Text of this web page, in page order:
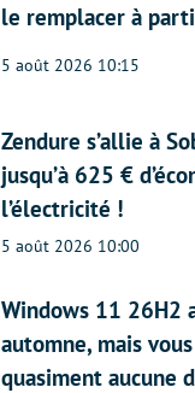
le remplacer à
5 août 2026 10:15
Zendure s’allie à
jusqu’à 625 €
l’électricité !
5 août 2026 10:00
Windows 11 26H2
automne, mais
quasiment aucune